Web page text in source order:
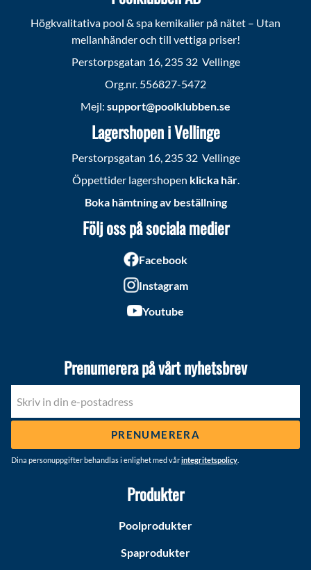
Högkvalitativa pool & spa kemikalier på nätet – Utan
mellanhänder och till vettiga priser!
Perstorpsgatan 16, 235 32 Vellinge
Org.nr. 556827-5472
Mejl: support@poolklubben.se
Lagershopen i Vellinge
Perstorpsgatan 16, 235 32 Vellinge
Öppettider lagershopen klicka här.
Boka hämtning av beställning
Följ oss på sociala medier
Facebook
Instagram
Youtube
Prenumerera på vårt nyhetsbrev
PRENUMERERA
Dina personuppgifter behandlas i enlighet med vårintegritetspolicy
Produkter
Poolprodukter
Spaprodukter